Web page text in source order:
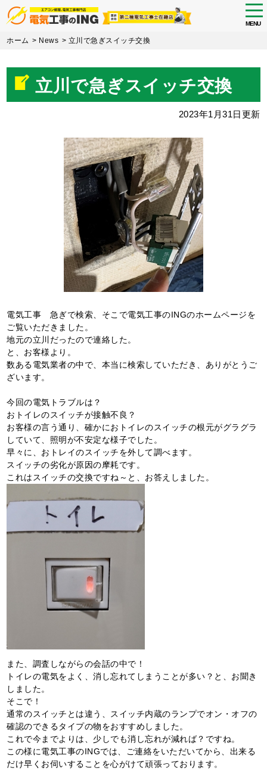
Skip
content
MENU
ホーム > News > 立川で急ぎスイッチ交換
立川で急ぎスイッチ交換
2023年1月31日更新
電気工事 急ぎで検索、そこで電気工事のINGのホームページを
ご覧いただきました。
地元の立川だったので連絡した。
と、お客様より。
数ある電気業者の中で、本当に検索していただき、ありがとうご
ざいます。
今回の電気トラブルは？
おトイレのスイッチが接触不良？
お客様の言う通り、確かにおトイレのスイッチの根元がグラグラ
していて、照明が不安定な様子でした。
早々に、おトレイのスイッチを外して調べます。
スイッチの劣化が原因の摩耗です。
これはスイッチの交換ですね～と、お答えしました。
また、調査しながらの会話の中で！
トイレの電気をよく、消し忘れてしまうことが多い？と、お聞き
しました。
そこで！
通常のスイッチとは違う、スイッチ内蔵のランプでオン・オフの
確認のできるタイプの物をおすすめしました。
これで今までよりは、少しでも消し忘れが減れば？ですね。
この様に電気工事のINGでは、ご連絡をいただいてから、出来る
だけ早くお伺いすることを心がけて頑張っております。